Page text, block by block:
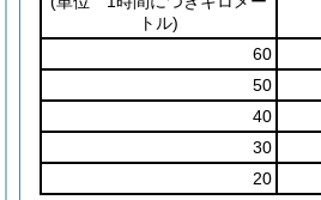
トル)
60
50
40
30
20